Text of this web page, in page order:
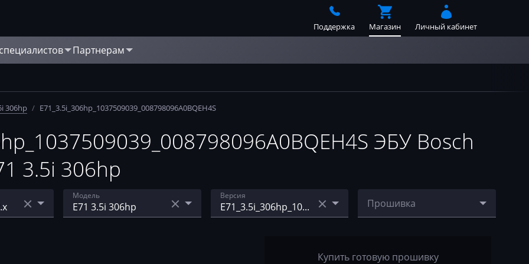
Поддержка Магазин Личный кабинет
Партнерам
306hp / E71_3.5i_306hp_1037509039_008798096A0BQEH4S
ЭБУ Bosch
3.5i 306hp
Модель Версия
Прошивка
stage1_E2.bin
Купить готовую прошивку